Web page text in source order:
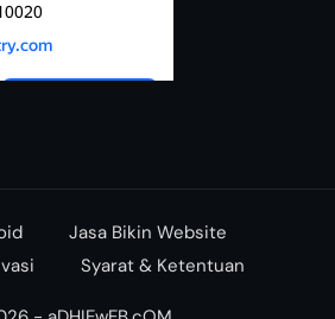
Jasa Bikin Website
Syarat & Ketentuan